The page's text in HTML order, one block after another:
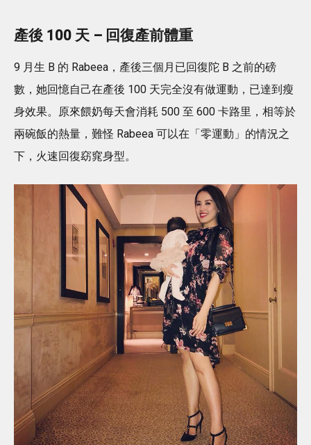
產後 100 天 – 回復產前體重
9 月生 B 的 Rabeea，產後三個月已回復陀 B 之前的磅
數，她回憶自己在產後 100 天完全沒有做運動，已達到瘦
身效果。原來餵奶每天會消耗 500 至 600 卡路里，相等於
兩碗飯的熱量，難怪 Rabeea 可以在「零運動」的情況之
下，火速回復窈窕身型。